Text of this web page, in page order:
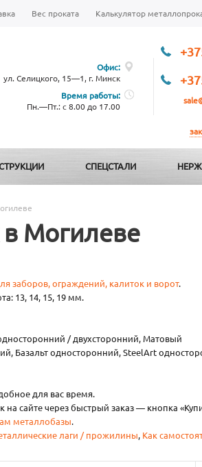
Вес проката Калькулятор
Офис:
ул. Селицкого, 15—1, г. Минск
Время работы:
Пн.—Пт.: с 8.00 до 17.00
СПЕЦСТАЛИ
Могилеве
заборов, ограждений, калиток и ворот.
13, 14, 15, 19 мм.
/ двухсторонний, Матовый
Базальт односторонний, SteelArt
для вас время.
сайте через быстрый заказ — кнопка
металлобазы.
лаги / прожилины, Как